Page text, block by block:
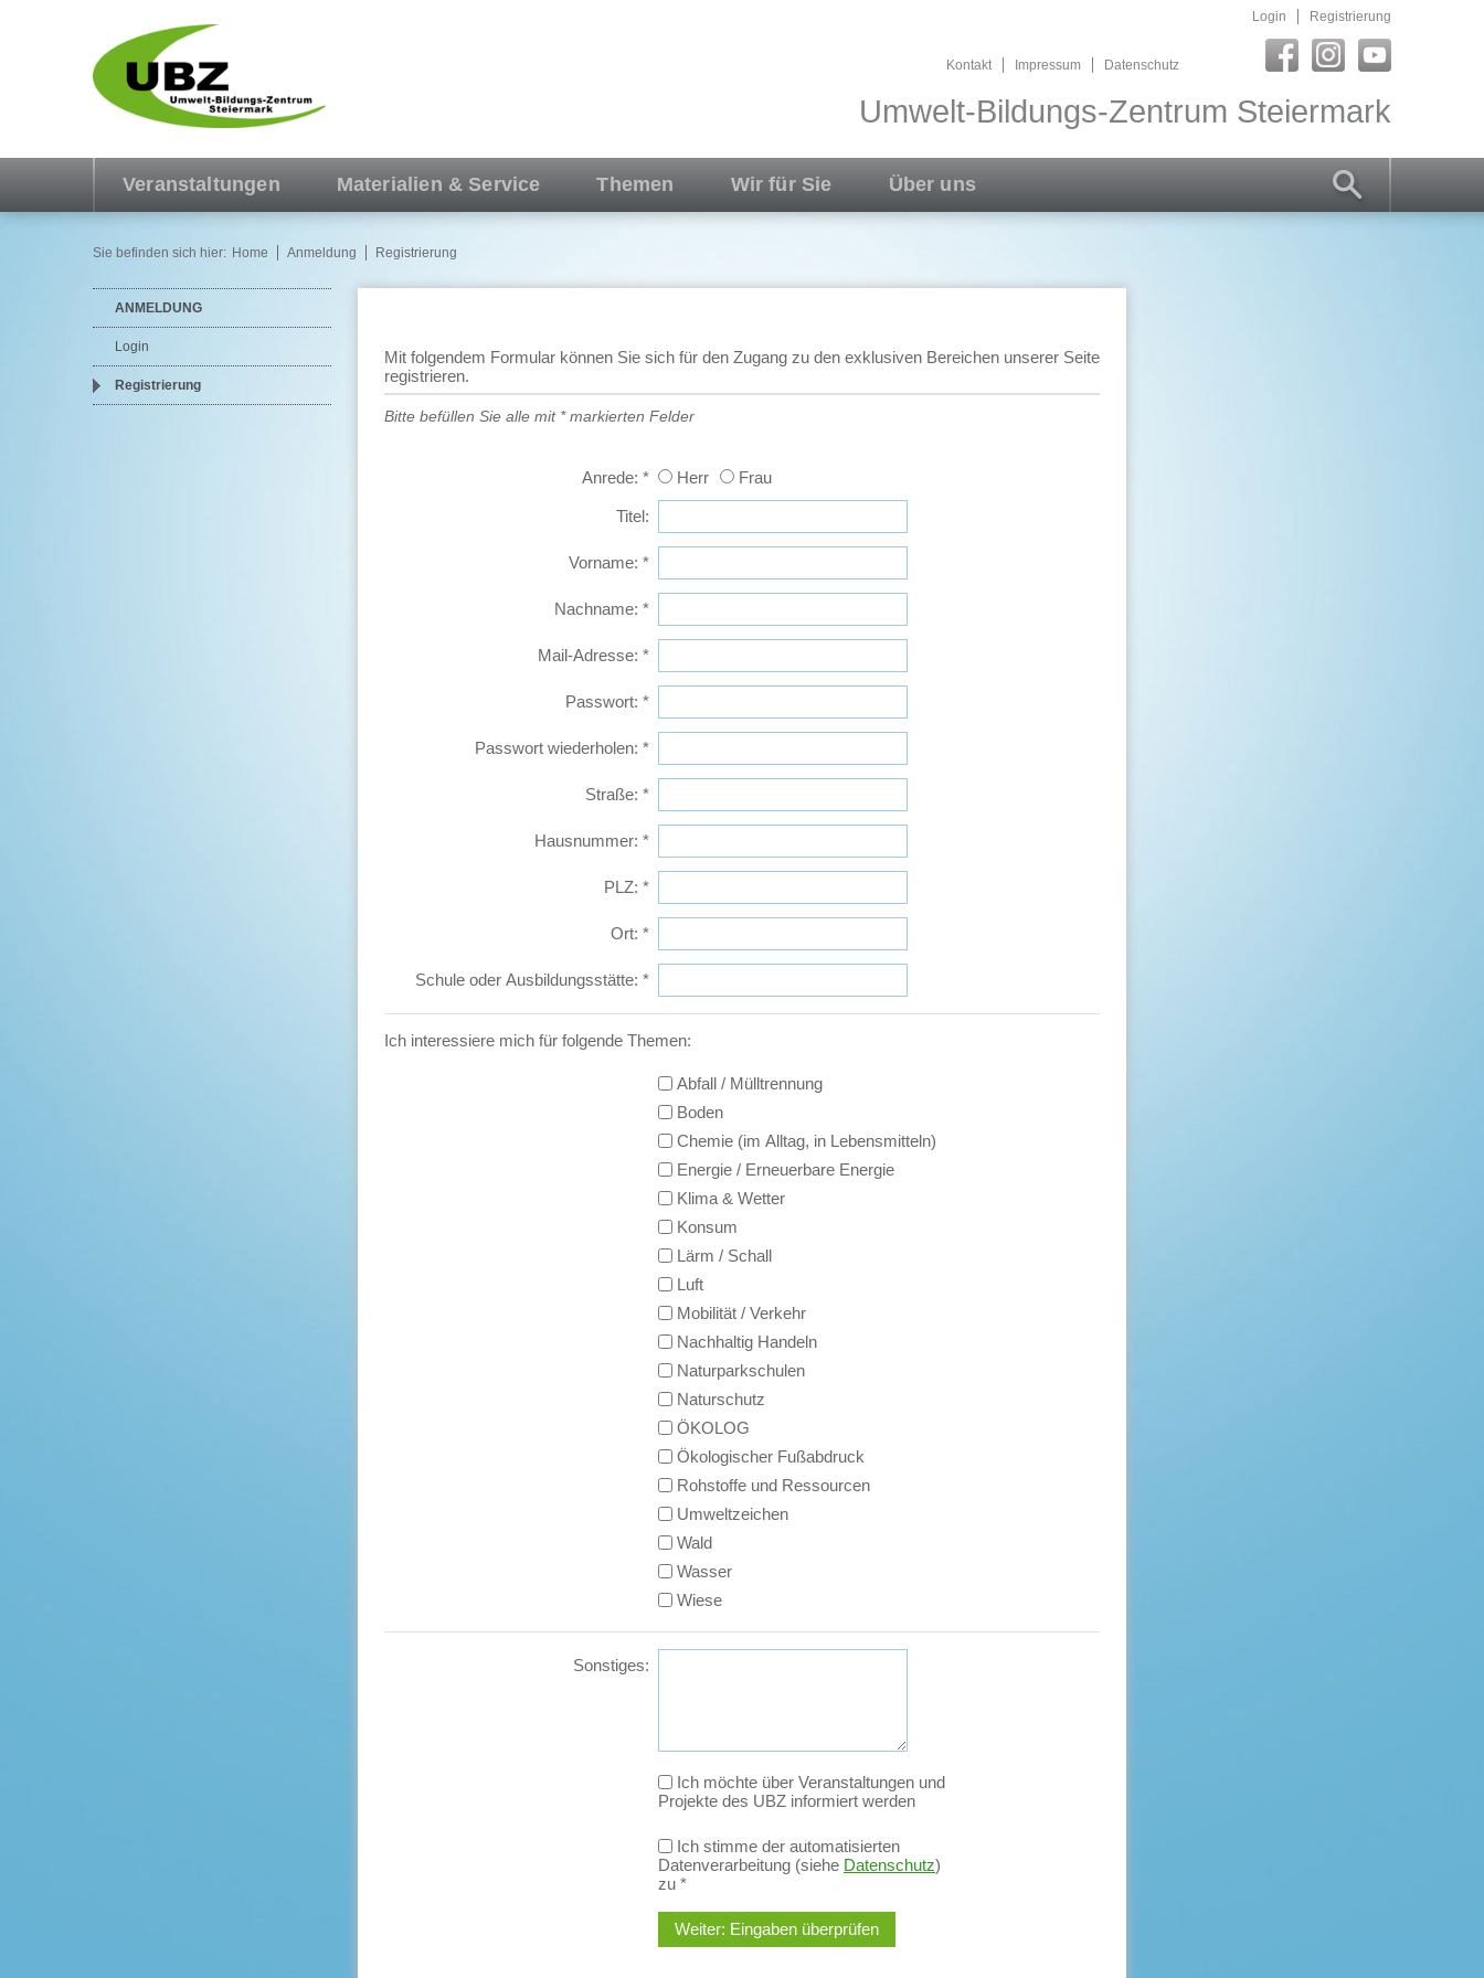
Kontakt Impressum Datenschutz
Umwelt-Bildungs-Zentrum Steiermark
Login Registrierung
Veranstaltungen Materialien & Service Themen Wir für Sie Über uns
Sie befinden sich hier: Home Anmeldung Registrierung
ANMELDUNG
Login
Registrierung
Mit folgendem Formular können Sie sich für den Zugang zu den exklusiven Bereichen unserer Seite
registrieren.
Bitte befüllen Sie alle mit * markierten Felder
Anrede: * Herr Frau
Titel:
Vorname: *
Nachname: *
Mail-Adresse: *
Passwort: *
Passwort wiederholen: *
Straße: *
Hausnummer: *
PLZ: *
Ort: *
Schule oder Ausbildungsstätte: *
Ich interessiere mich für folgende Themen:
Abfall / Mülltrennung
Boden
Chemie (im Alltag, in Lebensmitteln)
Energie / Erneuerbare Energie
Klima & Wetter
Konsum
Lärm / Schall
Luft
Mobilität / Verkehr
Nachhaltig Handeln
Naturparkschulen
Naturschutz
ÖKOLOG
Ökologischer Fußabdruck
Rohstoffe und Ressourcen
Umweltzeichen
Wald
Wasser
Wiese
Sonstiges:
Projekte des UBZ informiert werden
Datenverarbeitung (siehe Datenschutz)
zu *